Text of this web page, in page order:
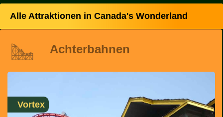
Alle Attraktionen in Canada's Wonderland
Achterbahnen
Vortex